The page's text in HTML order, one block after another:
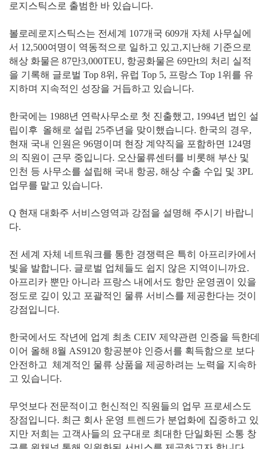
로지스틱스로 출범한 바 있습니다.
볼로레로지스틱스는 전세계 107개국 609개 자체 사무실에
서 12,500여명이 역동적으로 일하고 있고,지난해 기준으로
해상 화물은 87만3,000TEU, 항공화물은 69만t의 처리 실적
을 기록해 글로벌 Top 8위, 유럽 Top 5, 프랑스 Top 1위를 유
지하며 지속적인 성장을 거듭하고 있습니다.
한국에는 1988년 연락사무소로 첫 진출했고, 1994년 법인 설
립이후 올해로 설립 25주년을 맞이했습니다. 한국의 경우,
현재 국내 인원은 96명이며 현장 계약직을 포함하면 124명
의 직원이 근무 중입니다. 오산물류센터를 비롯해 부산 및
인천 등 사무소를 설립해 국내 항공, 해상 수출 수입 및 3PL
업무를 맡고 있습니다.
Q 현재 대화주 서비스영역과 강점을 설명해 주시기 바랍니
다.
전 세계 자체 네트워크를 통한 경쟁력은 특히 아프리카에서
빛을 발합니다. 글로벌 업체들도 쉽지 않은 지역이니까요.
아프리카 뿐만 아니라 프랑스 내에서도 항만 운영권이 있을
정도로 깊이 있고 포괄적인 물류 서비스를 제공한다는 것이
강점입니다.
한국에서도 작년에 업계 최초 CEIV 제약관련 인증을 득한데
이어 올해 8월 AS9120 항공분야 인증서를 획득함으로 보다
안전하고 체계적인 물류 상품을 제공하려는 노력을 지속하
고 있습니다.
무엇보다 전문적이고 헌신적인 직원들의 업무 프로세스도
장점입니다. 최근 회사 운영 트렌드가 분업화에 집중하고 있
지만 저희는 고객사들의 요구대로 최대한 단일화된 소통 창